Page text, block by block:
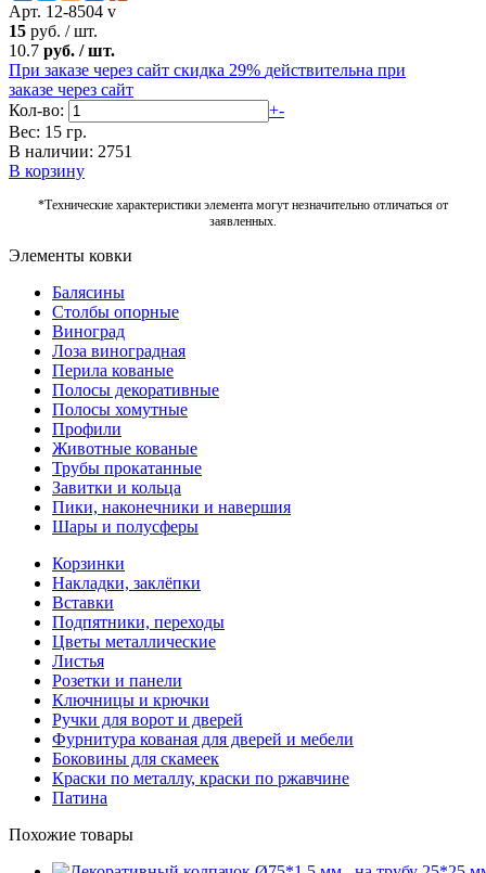
Арт. 12-8504 v
15 руб. /шт.
10.7 руб. /шт.
При заказе через сайт скидка 29% действительна при
заказе через сайт
Кол-во:
+-
Вес: 15 гр.
В наличии: 2751
В корзину
*Технические характеристики элемента могут незначительно отличаться от
заявленных.
Элементы ковки
Балясины
Столбы опорные
Виноград
Лоза виноградная
Перила кованые
Полосы декоративные
Полосы хомутные
Профили
Животные кованые
Трубы прокатанные
Завитки и кольца
Пики, наконечники и навершия
Шары и полусферы
Корзинки
Накладки, заклёпки
Вставки
Подпятники, переходы
Цветы металлические
Листья
Розетки и панели
Ключницы и крючки
Ручки для ворот и дверей
Фурнитура кованая для дверей и мебели
Боковины для скамеек
Краски по металлу, краски по ржавчине
Патина
Похожие товары